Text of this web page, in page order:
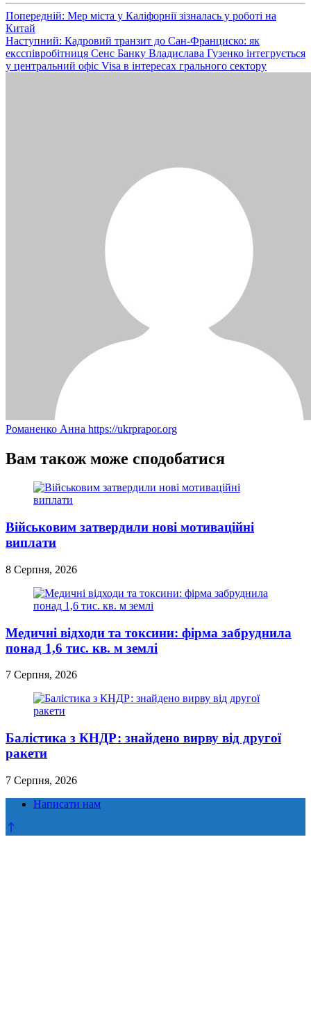
Навігація
записів
Попередній: Мер міста у Каліфорнії зізналась у роботі на
Китай
Наступний: Кадровий транзит до Сан-Франциско: як
ексспівробітниця Сенс Банку Владислава Гузенко інтегрується
у центральний офіс Visa в інтересах грального сектору
Романенко Анна https://ukrprapor.org
Вам також може сподобатися
Військовим затвердили нові мотиваційні
виплати
8 Серпня, 2026
Медичні відходи та токсини: фірма забруднила
понад 1,6 тис. кв. м землі
7 Серпня, 2026
Балістика з КНДР: знайдено вирву від другої
ракети
7 Серпня, 2026
Написати нам
Прокрутка
до